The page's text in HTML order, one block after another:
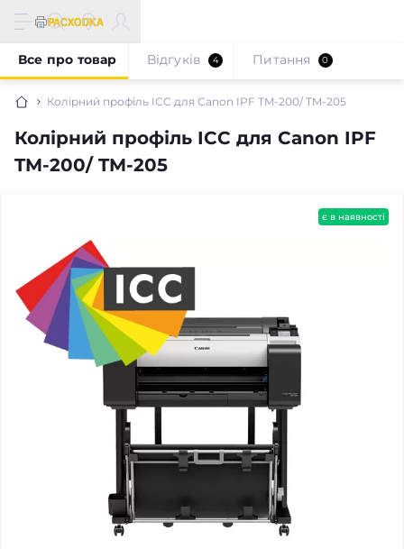
Колірний профіль ICC для Canon IPF TM-200/ TM-205
Колірний профіль ICC для Canon IPF
TM-200/ TM-205
Все про товар Відгуків 4 Питання 0
є в наявності